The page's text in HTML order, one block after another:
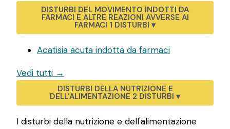
DISTURBI DEL MOVIMENTO INDOTTI DA
FARMACI E ALTRE REAZIONI AVVERSE AI
FARMACI 1 DISTURBI ▾
Acatisia acuta indotta da farmaci
Vedi tutti →
DISTURBI DELLA NUTRIZIONE E
DELL'ALIMENTAZIONE 2 DISTURBI ▾
I disturbi della nutrizione e dell'alimentazione